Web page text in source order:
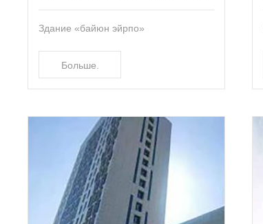
Здание «байюн эйрпо»
Больше.